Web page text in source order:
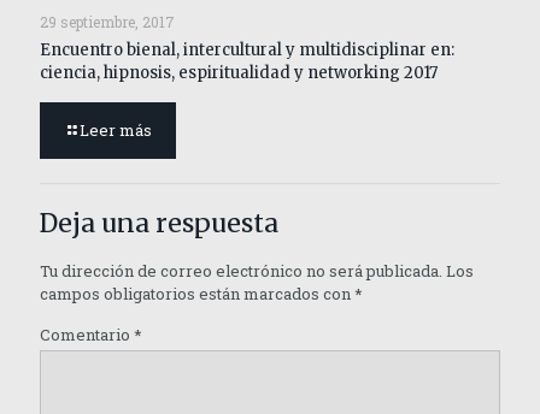
29 septiembre, 2017
Encuentro bienal, intercultural y multidisciplinar en:
ciencia, hipnosis, espiritualidad y networking 2017
Leer más
Deja una respuesta
Tu dirección de correo electrónico no será publicada. Los
campos obligatorios están marcados con*
Comentario *